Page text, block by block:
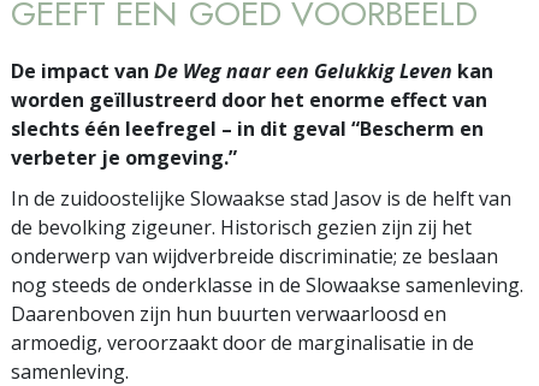
GEEFT EEN GOED VOORBEELD
De impact van De Weg naar een Gelukkig Leven kan
worden geïllustreerd door het enorme effect van
slechts één leefregel – in dit geval “Bescherm en
verbeter je omgeving.”
In de zuidoostelijke Slowaakse stad Jasov is de helft van
de bevolking zigeuner. Historisch gezien zijn zij het
onderwerp van wijdverbreide discriminatie; ze beslaan
nog steeds de onderklasse in de Slowaakse samenleving.
Daarenboven zijn hun buurten verwaarloosd en
armoedig, veroorzaakt door de marginalisatie in de
samenleving.